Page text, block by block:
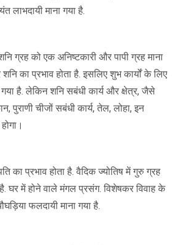
लाभदायी माना गया है.
ग्रह को एक अनिष्टकारी और पापी ग्रह माना
का प्रभाव होता है. इसलिए शुभ कार्यों के लिए
है. लेकिन शनि सबंधी कार्य और क्षेत्र, जैसे
पुराणी चीजों सबंधी कार्य, तेल, लोहा, इन
का प्रभाव होता है. वैदिक ज्योतिष में गुरु ग्रह
घर में होने वाले मंगल प्रसंग. विशेषकर विवाह के
फलदायी माना गया है.